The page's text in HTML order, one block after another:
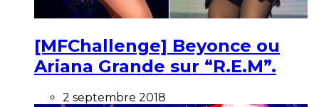
[MFChallenge] Beyonce ou
Ariana Grande sur “R.E.M”.
2 septembre 2018